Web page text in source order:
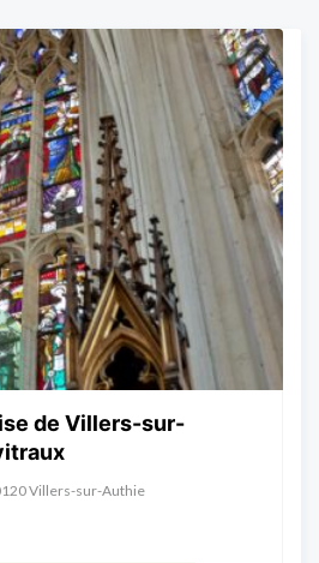
de Villers-sur-
Villers-sur-Authie